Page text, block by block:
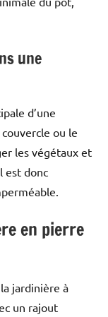
une
d’une
ou le
les végétaux et
est donc
en pierre
jardinière à
un rajout